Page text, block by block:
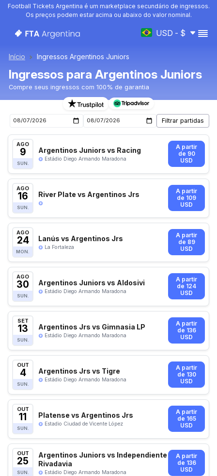
Football Tickets Argentina é um marketplace secundário de ingressos.
Os preços podem estar acima ou abaixo do valor nominal.
USD - $
Início Ingressos Argentinos Juniors
Ingressos para Argentinos Juniors
Compre seus ingressos com 100% de garantia
Ingressos para o próximo jogo de Argentinos Juniors
AGO
9
SUN.
Argentinos Juniors vs Racing
Estádio Diego Armando Maradona
A partir
de 90
USD
AGO
16
SUN.
River Plate vs Argentinos Jrs
A partir
de 109
USD
AGO
24
MON.
Lanús vs Argentinos Jrs
La Fortaleza
A partir
de 89
USD
AGO
30
SUN.
Argentinos Juniors vs Aldosivi
Estádio Diego Armando Maradona
A partir
de 124
USD
SET
13
SUN.
Argentinos Jrs vs Gimnasia LP
Estádio Diego Armando Maradona
A partir
de 136
USD
OUT
4
SUN.
Argentinos Jrs vs Tigre
Estádio Diego Armando Maradona
A partir
de 130
USD
OUT
11
SUN.
Platense vs Argentinos Jrs
Estadio Ciudad de Vicente López
A partir
de 165
USD
OUT
25
SUN.
Argentinos Juniors vs Independiente
Rivadavia
Estádio Diego Armando Maradona
A partir
de 136
USD